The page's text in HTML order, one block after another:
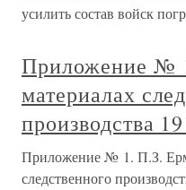
усилить состав войск
Приложение №
материалах
производства
Приложение № 1. П.З.
следственного